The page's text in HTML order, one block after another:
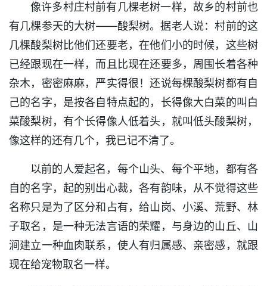
像许多村庄村前有几棵老树一样，故乡的村前也
有几棵参天的大树——酸梨树。据老人说：村前的这
几棵酸梨树比他们还要老，在他们小的时候，这些树
已经跟现在一样，而且比现在还要多，周围长着各种
杂木，密密麻麻，严实得很！还说每棵酸梨树都有自
己的名字，是按各自特点起的，长得像大白菜的叫白
菜酸梨树，有个长得像人低着头，就叫低头酸梨树，
像这样的还有几个，我已记不清了。
以前的人爱起名，每个山头、每个平地，都有各
自的名字，起的别出心裁，各有韵味，从不觉得这些
名称只是为了区分和占有，给山岗、小溪、荒野、林
子取名，是一种无法言语的荣耀，与身边的山丘、山
涧建立一种血肉联系，使人有归属感、亲密感，就跟
现在给宠物取名一样。